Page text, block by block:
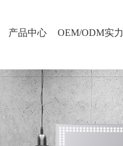
产品中心 OEM/ODM实力